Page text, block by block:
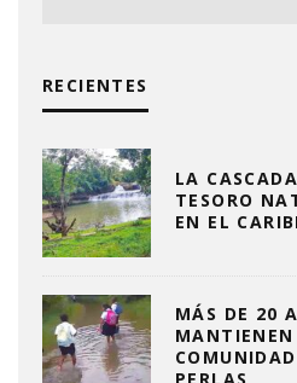
RECIENTES
LA
TESORO
EN EL
MÁS DE 20